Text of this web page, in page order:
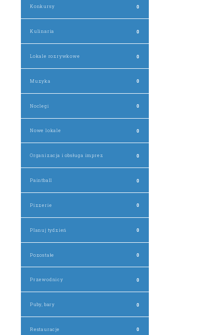
Konkursy 0
Kulinaria 0
Lokale rozrywkowe 0
Muzyka 0
Noclegi 0
Nowe lokale 0
Organizacja i obsługa imprez 0
Paintball 0
Pizzerie 0
Planuj tydzień 0
Pozostałe 0
Przewodnicy 0
Puby, bary 0
Restauracje 0